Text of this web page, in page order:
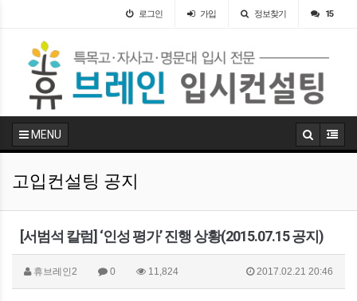
로그인 가입 정보찾기 15
MENU
고입컨설팅 공지
[서범석 칼럼] ‘인성 평가’ 진행 상황(2015.07.15 공지)
휴브레인2 0 11,824 2017.02.21 20:46